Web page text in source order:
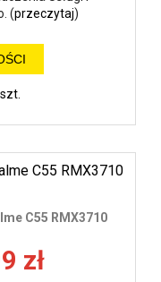
(przeczytaj)
C55 RMX3710
zł